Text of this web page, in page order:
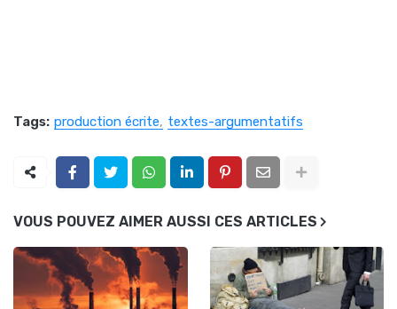
Tags: production écrite textes-argumentatifs
VOUS POUVEZ AIMER AUSSI CES ARTICLES